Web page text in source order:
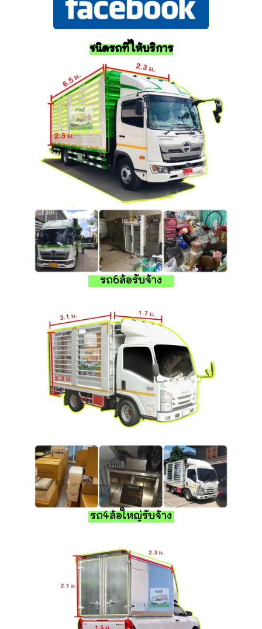
ชนิดรถที่ให้บริการ
รถ6ล้อรับจ้าง
รถ4ล้อใหญ่รับจ้าง